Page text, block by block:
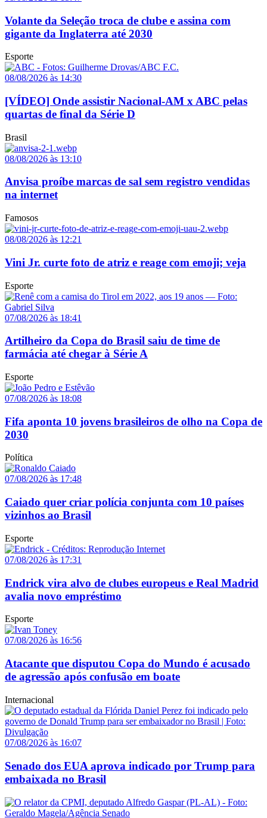
Volante da Seleção troca de clube e assina com
gigante da Inglaterra até 2030
Esporte
08/08/2026 às 14:30
[VÍDEO] Onde assistir Nacional-AM x ABC pelas
quartas de final da Série D
Brasil
08/08/2026 às 13:10
Anvisa proíbe marcas de sal sem registro vendidas
na internet
Famosos
08/08/2026 às 12:21
Vini Jr. curte foto de atriz e reage com emoji; veja
Esporte
07/08/2026 às 18:41
Artilheiro da Copa do Brasil saiu de time de
farmácia até chegar à Série A
Esporte
07/08/2026 às 18:08
Fifa aponta 10 jovens brasileiros de olho na Copa de
2030
Política
07/08/2026 às 17:48
Caiado quer criar polícia conjunta com 10 países
vizinhos ao Brasil
Esporte
07/08/2026 às 17:31
Endrick vira alvo de clubes europeus e Real Madrid
avalia novo empréstimo
Esporte
07/08/2026 às 16:56
Atacante que disputou Copa do Mundo é acusado
de agressão após confusão em boate
Internacional
07/08/2026 às 16:07
Senado dos EUA aprova indicado por Trump para
embaixada no Brasil